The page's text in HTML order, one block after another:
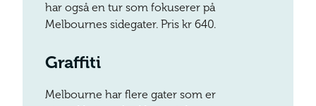
har også en tur som fokuserer på
Melbournes sidegater. Pris kr 640.
Graffiti
Melbourne har flere gater som er